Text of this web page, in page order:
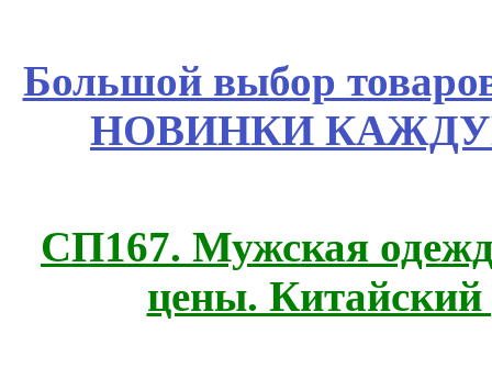
Большой выбор
НОВИНКИ
СП167. Мужская
цены.